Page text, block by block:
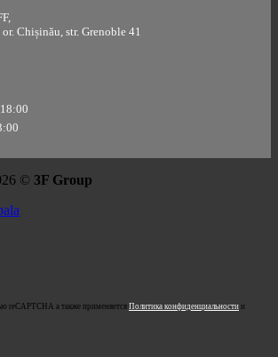
Chișinău, str. Grenoble 41
© 3F Group
reCAPTCHA а также применяется Политика конфиденциальности и